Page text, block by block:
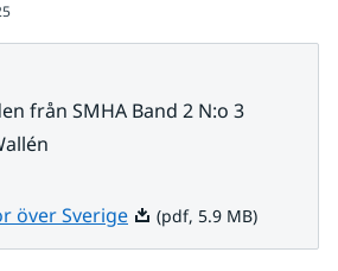
från SMHA Band 2 N:o 3
över SverigePdf, 5.9 MB.
(pdf, 5.9 MB)